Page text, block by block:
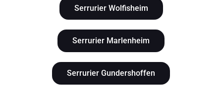
Serrurier Wolfisheim
Serrurier Marlenheim
Serrurier Gundershoffen